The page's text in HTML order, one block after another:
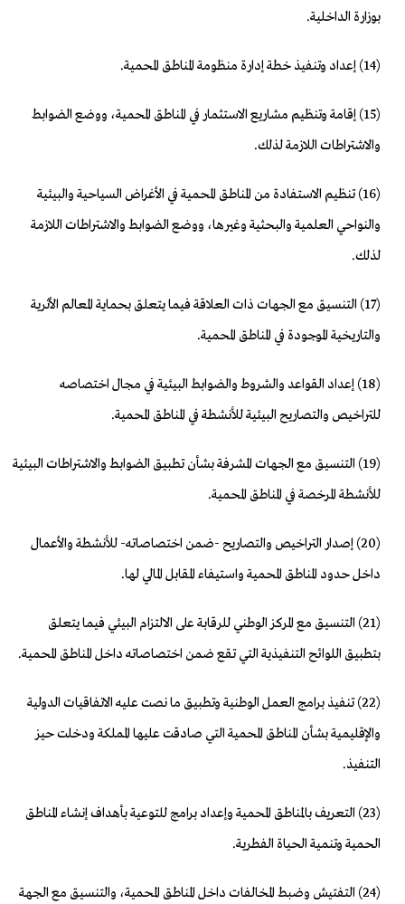
بوزارة الداخلية.
(14) إعداد وتنفيذ خطة إدارة منظومة المناطق المحمية.
(15) إقامة وتنظيم مشاريع الاستثمار في المناطق المحمية، ووضع الضوابط
والاشتراطات اللازمة لذلك.
(16) تنظيم الاستفادة من المناطق المحمية في الأغراض السياحية والبيئية
والنواحي العلمية والبحثية وغيرها، ووضع الضوابط والاشتراطات اللازمة
لذلك.
(17) التنسيق مع الجهات ذات العلاقة فيما يتعلق بحماية المعالم الأثرية
والتاريخية الموجودة في المناطق المحمية.
(18) إعداد القواعد والشروط والضوابط البيئية في مجال اختصاصه
للتراخيص والتصاريح البيئية للأنشطة في المناطق المحمية.
(19) التنسيق مع الجهات المشرفة بشأن تطبيق الضوابط والاشتراطات البيئية
للأنشطة المرخصة في المناطق المحمية.
(20) إصدار التراخيص والتصاريح -ضمن اختصاصاته- للأنشطة والأعمال
داخل حدود المناطق المحمية واستيفاء المقابل المالي لها.
(21) التنسيق مع المركز الوطني للرقابة على الالتزام البيئي فيما يتعلق
بتطبيق اللوائح التنفيذية التي تقع ضمن اختصاصاته داخل المناطق المحمية.
(22) تنفيذ برامج العمل الوطنية وتطبيق ما نصت عليه الاتفاقيات الدولية
والإقليمية بشأن المناطق المحمية التي صادقت عليها المملكة ودخلت حيز
التنفيذ.
(23) التعريف بالمناطق المحمية وإعداد برامج للتوعية بأهداف إنشاء المناطق
الحمية وتنمية الحياة الفطرية.
(24) التفتيش وضبط المخالفات داخل المناطق المحمية، والتنسيق مع الجهة